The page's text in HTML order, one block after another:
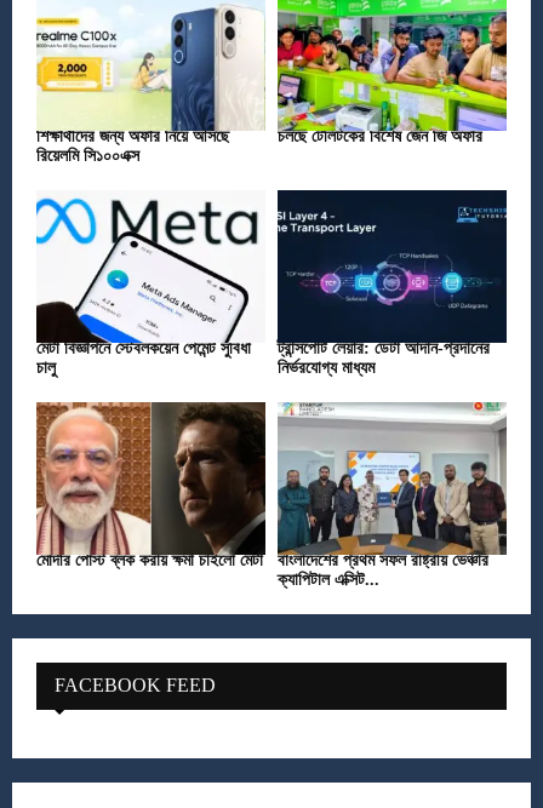
শিক্ষার্থীদের জন্য অফার নিয়ে আসছে
রিয়েলমি সি১০০এক্স
চলছে টেলিটকের বিশেষ জেন জি অফার
মেটা বিজ্ঞাপনে স্টেবলকয়েন পেমেন্ট সুবিধা
চালু
ট্রান্সপোর্ট লেয়ার: ডেটা আদান-প্রদানের
নির্ভরযোগ্য মাধ্যম
মোদীর পোস্ট ব্লক করায় ক্ষমা চাইলো মেটা
বাংলাদেশের প্রথম সফল রাষ্ট্রীয় ভেঞ্চার
ক্যাপিটাল এক্সিট...
FACEBOOK FEED